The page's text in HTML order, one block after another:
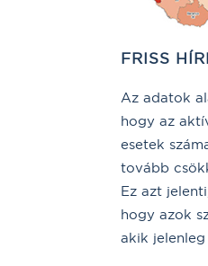
FRISS
Az adatok
hogy az
esetek
tovább
Ez azt
hogy azok
akik